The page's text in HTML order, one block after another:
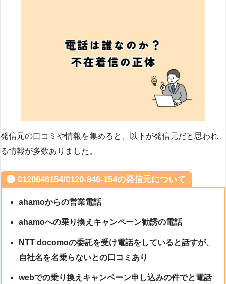
発信元の口コミや情報を集めると、以下が発信元だと思われ
る情報が多数ありました。
0120846154/0120-846-154の発信元について
ahamoからの営業電話
ahamoへの乗り換えキャンペーン勧誘の電話
NTT docomoの委託を受け電話をしていると話すが、
自社名を名乗らないとの口コミあり
webでの乗り換えキャンペーン申し込みの件でと電話